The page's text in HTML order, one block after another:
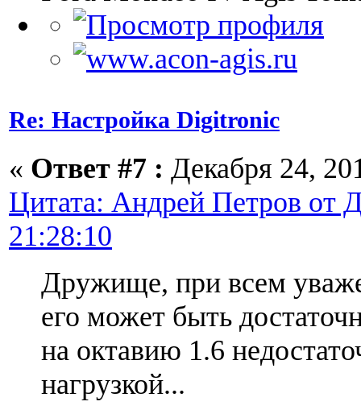
Re: Настройка Digitronic
« Ответ #7 : Декабря 24,
Цитата: Андрей Петров от
21:28:10
Дружище, при всем
его может быть
на октавию 1.6
нагрузкой...